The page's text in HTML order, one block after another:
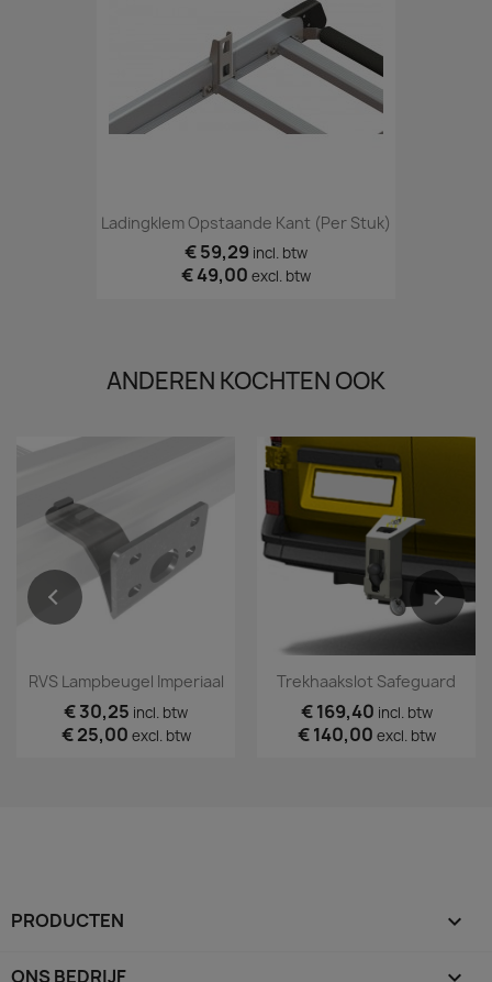
Ladingklem Opstaande Kant (per Stuk)
€ 59,29 incl. btw
€ 49,00 excl. btw
ANDEREN KOCHTEN OOK
RVS Lampbeugel Imperiaal
€ 30,25 incl. btw
€ 25,00 excl. btw
Trekhaakslot Safeguard
€ 169,40 incl. btw
€ 140,00 excl. btw
PRODUCTEN 
ONS BEDRIJF